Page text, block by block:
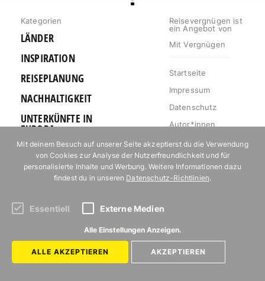
Kategorien
LÄNDER
INSPIRATION
REISEPLANUNG
NACHHALTIGKEIT
UNTERKÜNFTE IN
EUROPA
OUTDOOR
URLAUB FÜR
FOODIES
Reisevergnügen ist
ein Angebot von
Mit Vergnügen
Startseite
Impressum
Datenschutz
Autor*innen
Mediakit
Jobs
Kontakt
Mit deinem Besuch auf unserer Seite akzeptierst du die Verwendung
von Cookies zur Analyse der Nutzerfreundlichkeit und für
personalisierte Inhalte und Werbung. Weitere Informationen dazu
findest du in unseren Datenschutz-Richtlinien.
Essentiell Externe Medien
Alle Einstellungen Anzeigen.
ALLE AKZEPTIEREN AKZEPTIEREN